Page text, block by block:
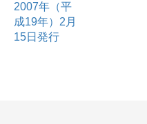
2007年（平
成19年）2月
15日発行